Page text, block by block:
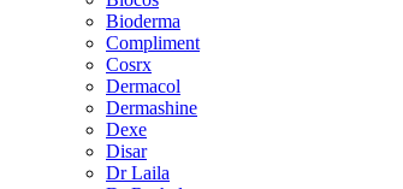
Bioderma
Compliment
Cosrx
Dermacol
Dermashine
Dexe
Disar
Dr Laila